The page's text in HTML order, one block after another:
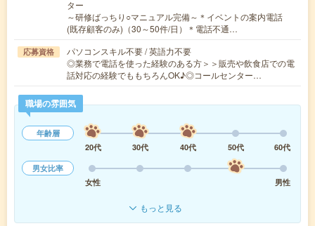
ター
～研修ばっちり○マニュアル完備～＊イベントの案内電話
(既存顧客のみ)（30～50件/日）＊電話不通…
応募資格
パソコンスキル不要 / 英語力不要
◎業務で電話を使った経験のある方＞＞販売や飲食店での電
話対応の経験でももちろんOK♪◎コールセンター…
職場の雰囲気
年齢層
20代
30代 40代 50代
60代
男女比率
女性
男性
もっと見る